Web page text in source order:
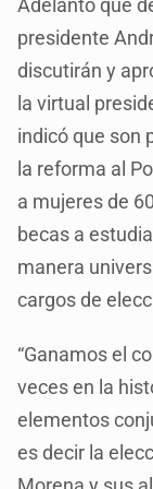
Adelantó que
presidente
discutirán y
la virtual
indicó que son
la reforma al
a mujeres de
becas a
manera
cargos de
“Ganamos el
veces en la
elementos
es decir la